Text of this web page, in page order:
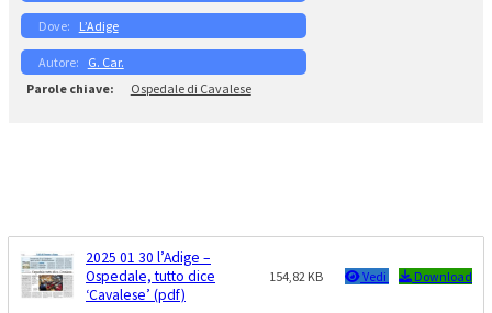
L’Adige
G. Car.
Ospedale di Cavalese
2025 01 30 l’Adige –
Ospedale, tutto dice
‘Cavalese’ (pdf)
154,82 KB Vedi Download